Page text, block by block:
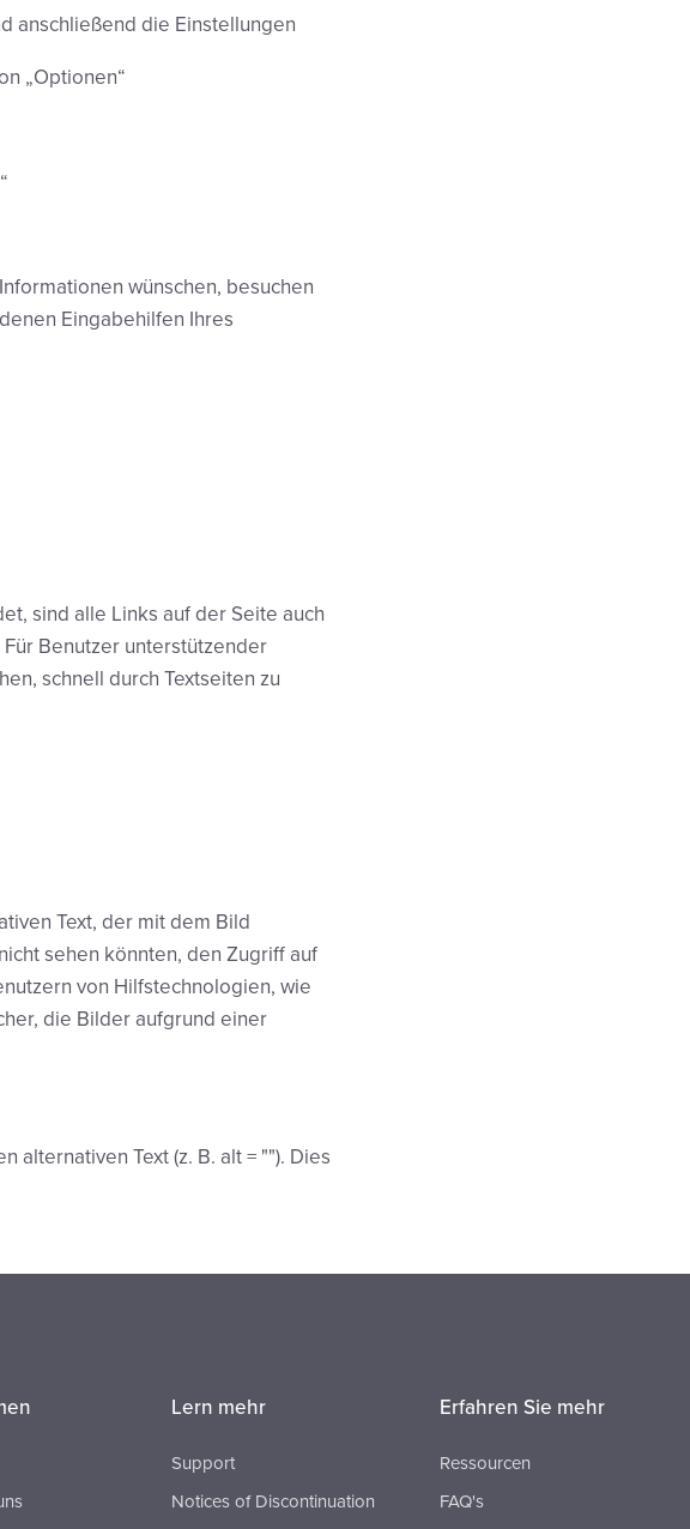
anschließend die Einstellungen
„Optionen“
wünschen, besuchen
Eingabehilfen Ihres
sind alle Links auf der Seite auch
Benutzer unterstützender
schnell durch Textseiten zu
Text, der mit dem Bild
sehen könnten, den Zugriff auf
von Hilfstechnologien, wie
die Bilder aufgrund einer
Text (z. B. alt = ""). Dies
Lern mehr
Support
Notices of Discontinuation
Erfahren Sie mehr
Ressourcen
FAQ's